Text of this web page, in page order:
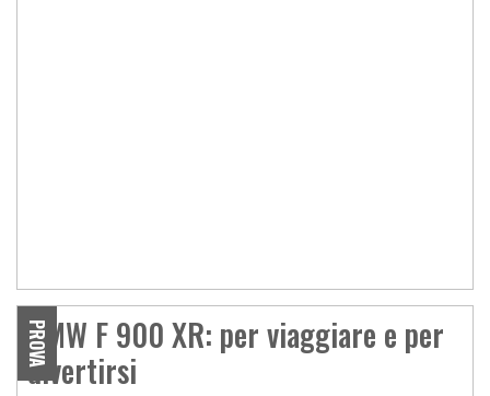
PROVA
BMW F 900 XR: per viaggiare e per
divertirsi